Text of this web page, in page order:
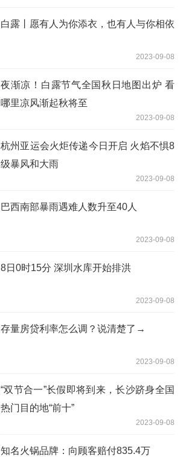
白露丨愿有人为你添衣，也有人与你相依
2023-09-08
夜渐凉！白露节气全国秋日地图出炉 看
哪里凉风渐起秋将至
2023-09-08
杭州亚运会火炬传递今日开启 火焰不惧8
级暴风和大雨
2023-09-08
巴西南部暴雨遇难人数升至40人
2023-09-08
8日0时15分 深圳水库开始排洪
2023-09-08
存量房贷利率怎么调？说清楚了→
2023-09-08
“双节合一”长假即将到来，长沙跻身全国
热门目的地“前十”
2023-09-08
知名火锅品牌：向顾客赔付835.4万